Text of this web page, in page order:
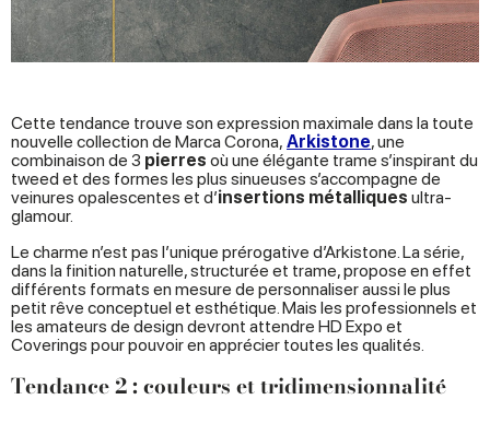
Cette tendance trouve son expression maximale dans la toute
nouvelle collection de Marca Corona, Arkistone, une
combinaison de 3 pierres où une élégante trame s’inspirant du
tweed et des formes les plus sinueuses s’accompagne de
veinures opalescentes et d’insertions métalliques ultra-
glamour.
Le charme n’est pas l’unique prérogative d’Arkistone. La série,
dans la finition naturelle, structurée et trame, propose en effet
différents formats en mesure de personnaliser aussi le plus
petit rêve conceptuel et esthétique. Mais les professionnels et
les amateurs de design devront attendre HD Expo et
Coverings pour pouvoir en apprécier toutes les qualités.
Tendance 2 : couleurs et tridimensionnalité